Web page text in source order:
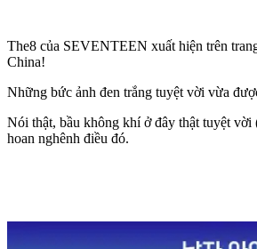
The8 của SEVENTEEN xuất hiện trên
China!
Những bức ảnh đen trắng tuyệt vời vừa
Nói thật, bầu không khí ở đây thật tuyệt vời
hoan nghênh điều đó.